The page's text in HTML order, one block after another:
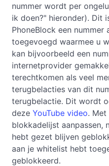
nummer wordt per
ik doen?" hieronder). Dit
PhoneBlock een
toegevoegd waarmee u
kan bijvoorbeeld een
internetprovider
terechtkomen als veel
terugbelacties van dit
terugbelactie. Dit wordt
deze YouTube video. Met
blokkadelijst aanpassen,
hebt gezet blijven
aan je whitelist hebt
geblokkeerd.